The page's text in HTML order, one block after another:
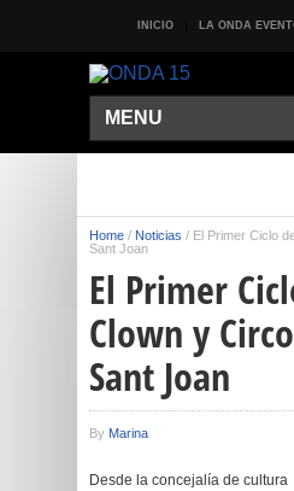
INICIO LA ONDA
MENU
Home / Noticias / El Primer Ciclo
Sant Joan
El Primer
Clown y
Sant Joan
By Marina
Desde la concejalía de cultura